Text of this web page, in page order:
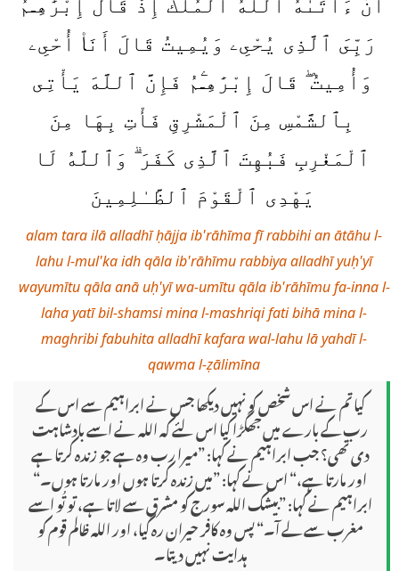
رَبِّىَ ٱلَّذِى يُحْىِۦ وَيُمِيتُ قَالَ أَنَا۠ أُحْىِۦ
وَأُمِيتُ ۖ قَالَ إِبْرَٰهِـۧمُ فَإِنَّ ٱللَّهَ يَأْتِى
بِٱلشَّمْسِ مِنَ ٱلْمَشْرِقِ فَأْتِ بِهَا مِنَ
ٱلْمَغْرِبِ فَبُهِتَ ٱلَّذِى كَفَرَ ۗ وَٱللَّهُ لَا
يَهْدِى ٱلْقَوْمَ ٱلظَّـٰلِمِينَ
alam tara ilā alladhī ḥājja ib'rāhīma fī rabbihi an ātāhu l-
lahu l-mul'ka idh qāla ib'rāhīmu rabbiya alladhī yuḥ'yī
wayumītu qāla anā uḥ'yī wa-umītu qāla ib'rāhīmu fa-inna l-
laha yatī bil-shamsi mina l-mashriqi fati bihā mina l-
maghribi fabuhita alladhī kafara wal-lahu lā yahdī l-
qawma l-ẓālimīna
کیا تم نے اس شخص کو نہیں دیکھا جس نے ابراہیم سے اس کے
رب کے بارے میں جھگڑا کیا اس لئے کہ اللہ نے اسے بادشاہت
دی تھی؟ جب ابراہیم نے کہا: ”میرا رب وہ ہے جو زندہ کرتا ہے
اور مارتا ہے،“ اس نے کہا: ”میں زندہ کرتا ہوں اور مارتا ہوں۔“
ابراہیم نے کہا: ”بیشک اللہ سورج کو مشرق سے لاتا ہے، تو تُو اسے
مغرب سے لے آ۔“ پس وہ کافر حیران رہ گیا، اور اللہ ظالم قوم کو
ہدایت نہیں دیتا۔